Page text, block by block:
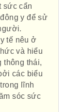
sức cẩn
y để sử
tế nêu ở
và hiểu
thông thái,
các biểu
lĩnh
sóc sức